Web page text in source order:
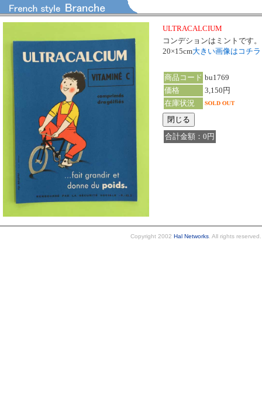
ULTRACALCIUM
コンデションはミントです。
20×15cm大きい画像はコチラ
商品コード bu1769
価格
3,150円
在庫状況
合計金額：0円
Copyright 2002 Hal Networks . All rights